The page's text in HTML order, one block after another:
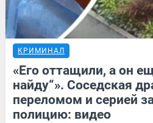
КРИМИНАЛ
«Его оттащили, а он
найду“». Соседская
переломом и серией
полицию: видео